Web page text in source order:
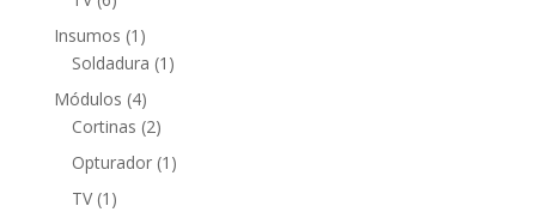
productos
Insumos 1 1
producto
Soldadura 1 1
Módulos 44
productos
Cortinas 22
productos
Opturador 1 1
TV 1 1